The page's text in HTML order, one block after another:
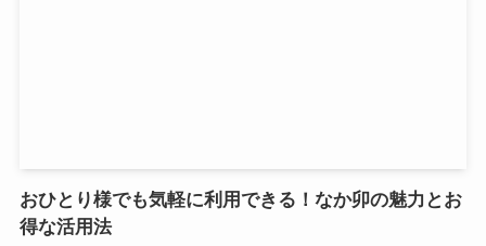
おひとり様でも気軽に利用できる！なか卯の魅力とお
得な活用法